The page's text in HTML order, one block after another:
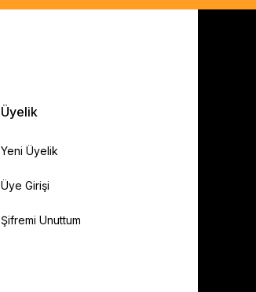
Üyelik
Yeni Üyelik
Üye Girişi
Şifremi Unuttum